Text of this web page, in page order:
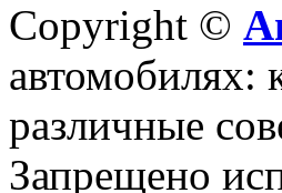
Copyright ©
автомобилях:
различные
Запрещено